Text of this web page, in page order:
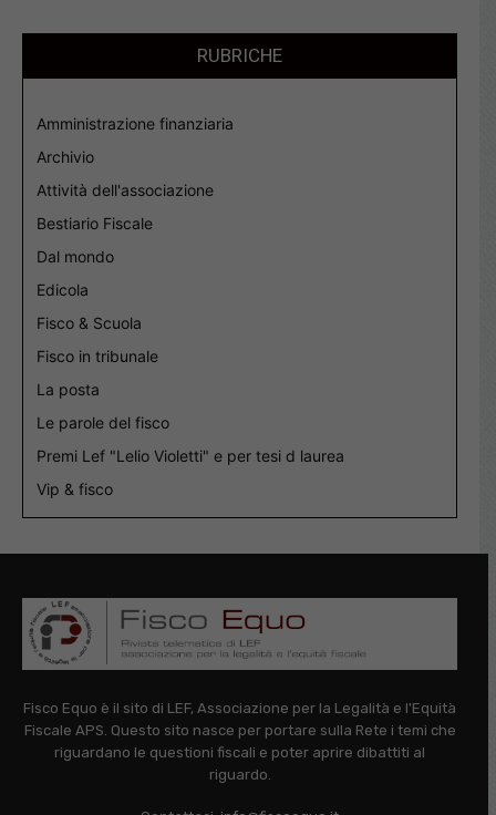
RUBRICHE
Amministrazione finanziaria
Archivio
Attività dell'associazione
Bestiario Fiscale
Dal mondo
Edicola
Fisco & Scuola
Fisco in tribunale
La posta
Le parole del fisco
Premi Lef "Lelio Violetti" e per tesi d laurea
Vip & fisco
Fisco Equo è il sito di LEF, Associazione per la Legalità e l'Equità
Fiscale APS. Questo sito nasce per portare sulla Rete i temi che
riguardano le questioni fiscali e poter aprire dibattiti al
riguardo.